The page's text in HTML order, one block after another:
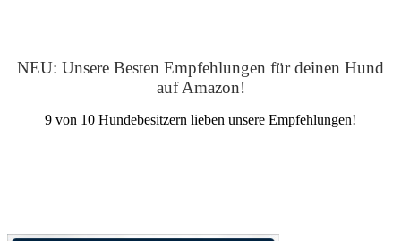
NEU: Unsere Besten Empfehlungen für deinen Hund
auf Amazon!
9 von 10 Hundebesitzern lieben unsere Empfehlungen!